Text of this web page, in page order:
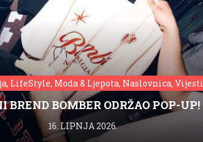
LifeStyle, Moda & Ljepota, Naslovnica, Vijesti
BREND BOMBER ODRŽAO POP-UP!
16. LIPNJA 2026.